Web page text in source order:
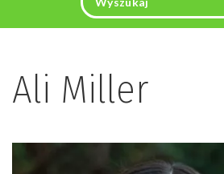
Ali Miller